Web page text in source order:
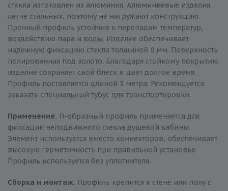
стекла изготовлен из алюминия. Алюминиевые изделия
легче стальных, поэтому не нагружают конструкцию.
Прочный профиль устойчив к перепадам температур,
воздействию пара и воды. Изделие обеспечивает
надежную фиксацию стекла толщиной 8 мм. Поверхность
полированная под золото. Благодаря стойкому покрытию
изделие сохраняет свой блеск и цвет долгое время.
Профиль поставляется длиной 3 метра. Рекомендуется
заказать специальный тубус для транспортировки.
Применение. П-образный профиль применяется для
фиксации неподвижного стекла душевой кабины.
Элемент используется вместо коннекторов, обеспечивает
высокую герметичность при правильной установке.
Профиль используется без уплотнителя.
Сборка и монтаж. Профиль крепится к стене или полу с